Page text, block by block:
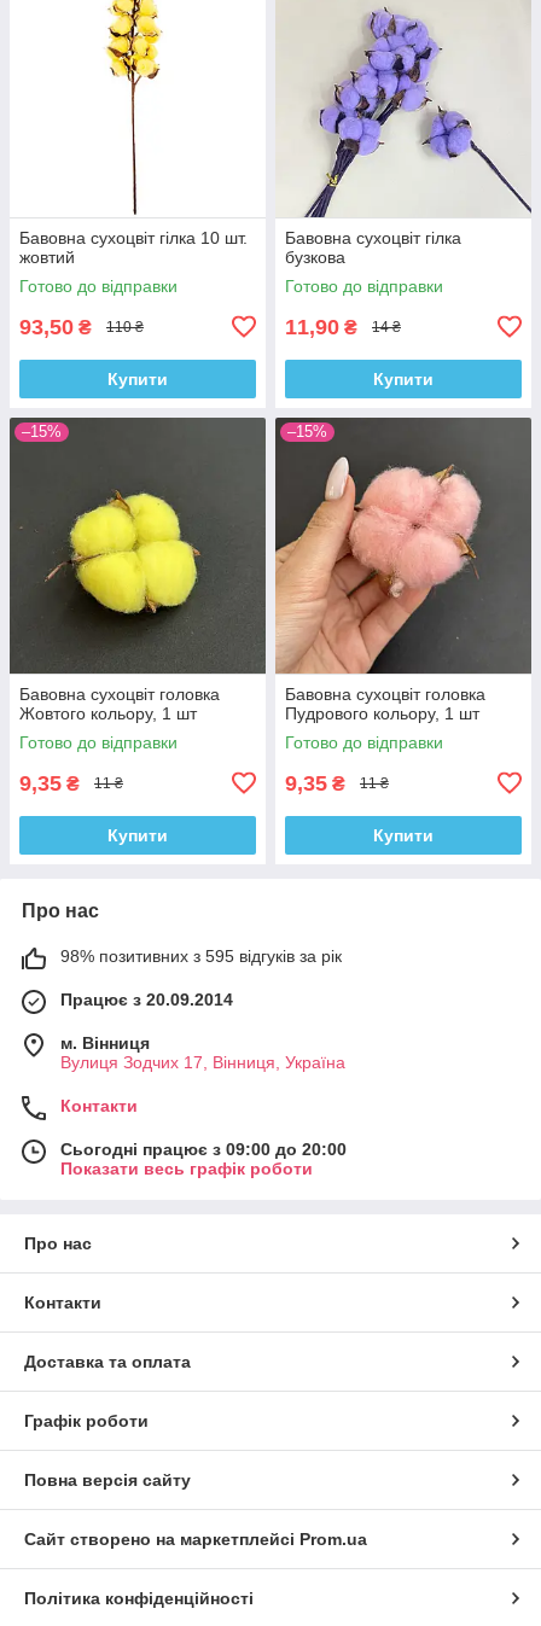
Бавовна сухоцвіт гілка 10 шт.
жовтий
Готово до відправки
93,50 ₴ 110 ₴
Купити
Бавовна сухоцвіт гілка
бузкова
Готово до відправки
11,90 ₴ 14 ₴
Купити
–15%
Бавовна сухоцвіт головка
Жовтого кольору, 1 шт
Готово до відправки
9,35 ₴ 11 ₴
Купити
–15%
Бавовна сухоцвіт головка
Пудрового кольору, 1 шт
Готово до відправки
9,35 ₴ 11 ₴
Купити
Про нас
98% позитивних з 595 відгуків за рік
Працює з 20.09.2014
м. Вінниця
Вулиця Зодчих 17, Вінниця, Україна
Контакти
Сьогодні працює з 09:00 до 20:00
Показати весь графік роботи
Про нас
Контакти
Доставка та оплата
Графік роботи
Повна версія сайту
Сайт створено на маркетплейсі Prom.ua
Політика конфіденційності